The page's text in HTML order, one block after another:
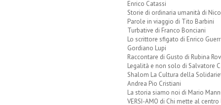
Enrico Catassi
Storie di ordinaria umanità di
Parole in viaggio di Tito Barbini
Turbative di Franco Bonciani
Lo scrittore sfigato di Enrico
Gordiano Lupi
Raccontare di Gusto di Rubina
Legalità e non solo di Salvatore
Shalom La Cultura della
Andrea Pio Cristiani
La storia siamo noi di Mario
VERSI-AMO di Chi mette al centro